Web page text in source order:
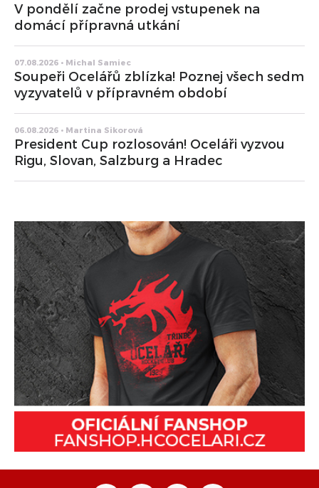
V pondělí začne prodej vstupenek na
domácí přípravná utkání
07.08.2026 • Michal Samiec
Soupeři Ocelářů zblízka! Poznej všech sedm
vyzyvatelů v přípravném období
06.08.2026 • Martina Sikorová
President Cup rozlosován! Oceláři vyzvou
Rigu, Slovan, Salzburg a Hradec